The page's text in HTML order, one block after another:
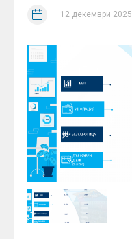
12 декември 2025